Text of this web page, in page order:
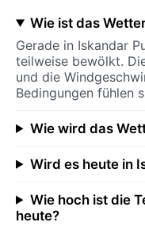
Wie ist das
Gerade in Iskandar
teilweise bewölkt.
und die
Bedingungen fühlen
Wie wird das
Wird es heute in
Wie hoch ist die
heute?